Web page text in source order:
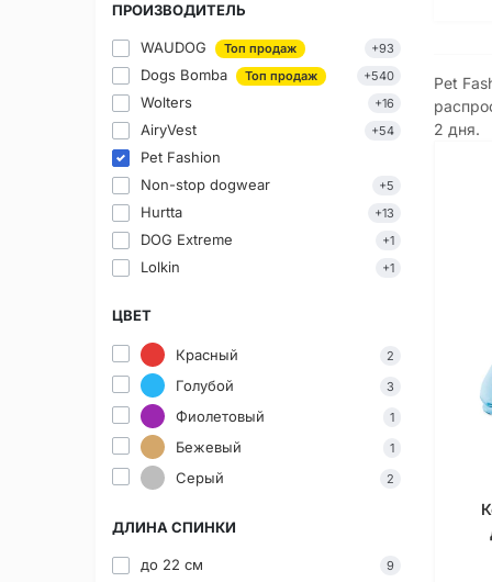
ПРОИЗВОДИТЕЛЬ
WAUDOG Топ продаж +93
Dogs Bomba Топ продаж +540
Wolters +16
AiryVest +54
Pet Fashion
Non-stop dogwear
+5
Hurtta +13
DOG Extreme +1
Lolkin +1
ЦВЕТ
Красный 2
Голубой 3
Фиолетовый 1
Бежевый 1
Серый 2
ДЛИНА СПИНКИ
до 22 см 9
Pet
2 дня.